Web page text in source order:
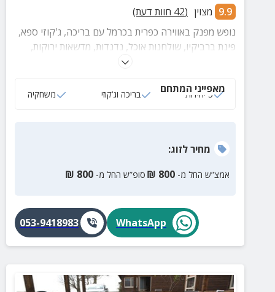
9.9 מצוין (
42 חוות דעת)
נופש מפנק באווירה כפרית בכרמל עם בריכה, ג'קוזי ספא,
פינת ברביקיו, שולחנות אוכל, נדנדות, מדשאות ירוקות,
נופים פסטורליים וקירבה למגוון אטרקציות בסביבה.
מאפייני המתחם
5 יחידות בריכה וג‘קוזי משחקיה
מחירלזוג:
אמצ”ש החל מ- 800
₪ סופ”ש החל מ- 800
₪
WhatsApp
053-9418983